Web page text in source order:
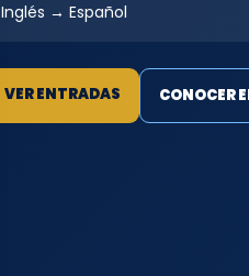
Inglés → Español
VER ENTRADAS CONOCER